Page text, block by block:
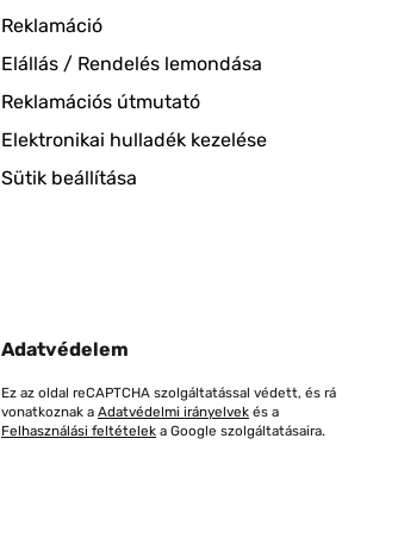
Reklamáció
Elállás / Rendelés lemondása
Reklamációs útmutató
Elektronikai hulladék kezelése
Sütik beállítása
Adatvédelem
Ez az oldal reCAPTCHA szolgáltatással védett, és rá
vonatkoznak a Adatvédelmi irányelvek és a
Felhasználási feltételek a Google szolgáltatásaira.